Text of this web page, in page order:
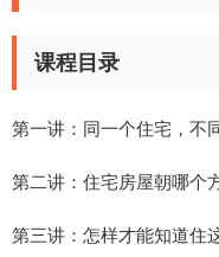
课程目录
第一讲：同一个住宅，不
第二讲：住宅房屋朝哪个
第三讲：怎样才能知道住